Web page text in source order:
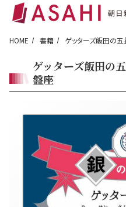
HOME 書籍 ゲッターズ飯田の
ゲッターズ飯田の
盤座